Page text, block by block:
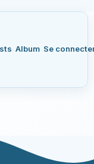
Album Se